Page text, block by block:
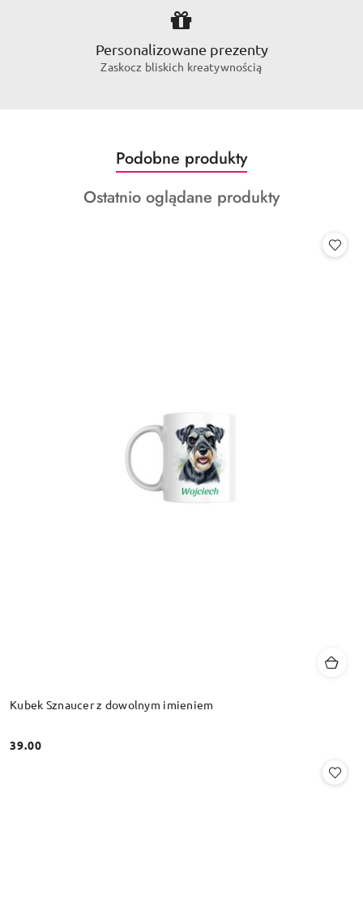
Personalizowane prezenty
Zaskocz bliskich kreatywnością
Pomiń karuzelę produktów
Produkty
o
statusie:
Podobne produkty
Produkty
Ostatnio oglądane produkty
Kubek Sznaucer z dowolnym imieniem
Cena:
39.00